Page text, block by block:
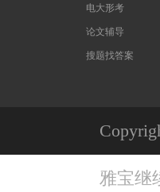
电大形考
论文辅导
搜题找答案
雅宝继